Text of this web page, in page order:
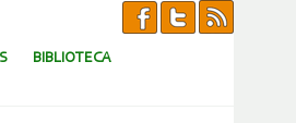
BIBLIOTECA